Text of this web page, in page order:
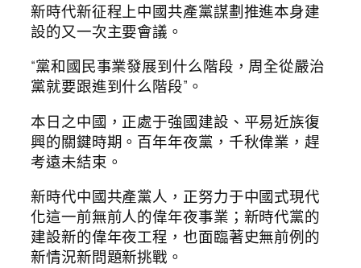
新時代新征程上中國共產黨謀劃推進本身建
設的又一次主要會議。
“黨和國民事業發展到什么階段，周全從嚴治
黨就要跟進到什么階段”。
本日之中國，正處于強國建設、平易近族復
興的關鍵時期。百年年夜黨，千秋偉業，趕
考遠未結束。
新時代中國共產黨人，正努力于中國式現代
化這一前無前人的偉年夜事業；新時代黨的
建設新的偉年夜工程，也面臨著史無前例的
新情況新問題新挑戰。